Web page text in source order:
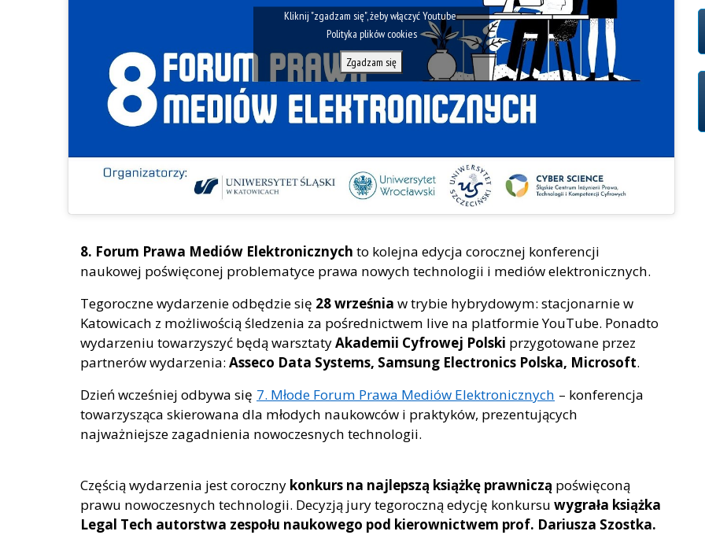
Kliknij "zgadzam się", żeby włączyć Youtube
Polityka plików cookies
Zgadzam się
8. Forum Prawa Mediów Elektronicznych to kolejna edycja corocznej konferencji
naukowej poświęconej problematyce prawa nowych technologii i mediów elektronicznych.
Tegoroczne wydarzenie odbędzie się 28 września w trybie hybrydowym: stacjonarnie w
Katowicach z możliwością śledzenia za pośrednictwem live na platformie YouTube. Ponadto
wydarzeniu towarzyszyć będą warsztatyAkademii Cyfrowej Polski przygotowane przez
partnerów wydarzenia: Asseco Data Systems, Samsung Electronics Polska, Microsoft.
Dzień wcześniej odbywa się 7. Młode Forum Prawa Mediów Elektronicznych – konferencja
towarzysząca skierowana dla młodych naukowców i praktyków, prezentujących
najważniejsze zagadnienia nowoczesnych technologii.
Częścią wydarzenia jest coroczny konkurs na najlepszą książkę prawniczą poświęconą
prawu nowoczesnych technologii. Decyzją jury tegoroczną edycję konkursu wygrała książka
Legal Tech autorstwa zespołu naukowego pod kierownictwem prof. Dariusza Szostka.